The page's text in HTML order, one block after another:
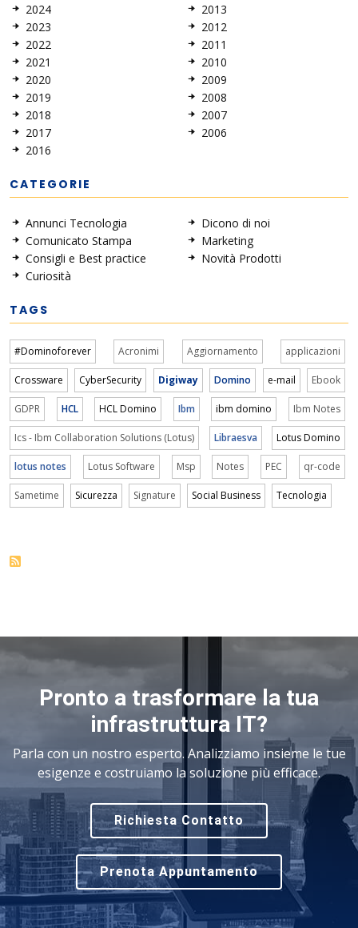
2024
2023
2022
2021
2020
2019
2018
2017
2016
2013
2012
2011
2010
2009
2008
2007
2006
CATEGORIE
Annunci Tecnologia
Comunicato Stampa
Consigli e Best practice
Curiosità
Dicono di noi
Marketing
Novità Prodotti
TAGS
#Dominoforever Acronimi Aggiornamento applicazioni
Crossware CyberSecurity Digiway Domino e-mail Ebook
GDPR HCL HCL Domino Ibm ibm domino Ibm Notes
Ics - Ibm Collaboration Solutions (Lotus) Libraesva Lotus Domino
lotus notes Lotus Software Msp Notes PEC qr-code
Sametime Sicurezza Signature Social Business Tecnologia
Pronto a trasformare la tua
infrastruttura IT?
Parla con un nostro esperto. Analizziamo insieme le tue
esigenze e costruiamo la soluzione più efficace.
Richiesta Contatto
Prenota Appuntamento